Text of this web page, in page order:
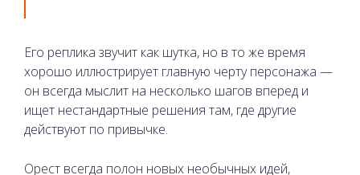
Его реплика звучит как шутка, но в то же время
хорошо иллюстрирует главную черту персонажа —
он всегда мыслит на несколько шагов вперед и
ищет нестандартные решения там, где другие
действуют по привычке.
Орест всегда полон новых необычных идей,